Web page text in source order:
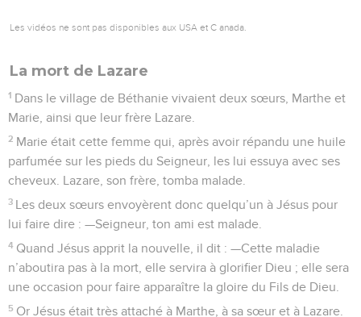
Les vidéos ne sont pas disponibles aux USA et C anada.
La mort de Lazare
1 Dans le village de Béthanie vivaient deux sœurs, Marthe et
Marie, ainsi que leur frère Lazare.
2 Marie était cette femme qui, après avoir répandu une huile
parfumée sur les pieds du Seigneur, les lui essuya avec ses
cheveux. Lazare, son frère, tomba malade.
3 Les deux sœurs envoyèrent donc quelqu’un à Jésus pour
lui faire dire : —Seigneur, ton ami est malade.
4 Quand Jésus apprit la nouvelle, il dit : —Cette maladie
n’aboutira pas à la mort, elle servira à glorifier Dieu ; elle sera
une occasion pour faire apparaître la gloire du Fils de Dieu.
5 Or Jésus était très attaché à Marthe, à sa sœur et à Lazare.